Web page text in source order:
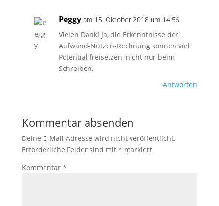
Peggy am 15. Oktober 2018 um 14:56
Vielen Dank! Ja, die Erkenntnisse der
Aufwand-Nutzen-Rechnung können viel
Potential freisetzen, nicht nur beim
Schreiben.
Antworten
Kommentar absenden
Deine E-Mail-Adresse wird nicht veröffentlicht.
Erforderliche Felder sind mit * markiert
Kommentar *